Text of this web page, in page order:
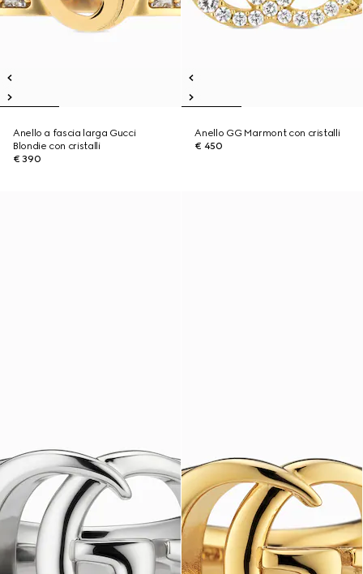
Anello a fascia larga Gucci
Blondie con cristalli
€ 390
Anello GG Marmont con cristalli
€ 450